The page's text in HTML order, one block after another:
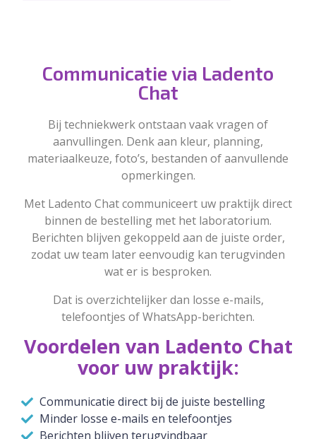
Communicatie via Ladento
Chat
Bij techniekwerk ontstaan vaak vragen of
aanvullingen. Denk aan kleur, planning,
materiaalkeuze, foto’s, bestanden of aanvullende
opmerkingen.
Met Ladento Chat communiceert uw praktijk direct
binnen de bestelling met het laboratorium.
Berichten blijven gekoppeld aan de juiste order,
zodat uw team later eenvoudig kan terugvinden
wat er is besproken.
Dat is overzichtelijker dan losse e-mails,
telefoontjes of WhatsApp-berichten.
Voordelen van Ladento Chat
voor uw praktijk:
Communicatie direct bij de juiste bestelling
Minder losse e-mails en telefoontjes
Berichten blijven terugvindbaar